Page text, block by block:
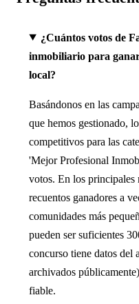
¿Cuántos votos de
inmobiliario para
local?
Basándonos en las
que hemos gestionado,
competitivos para las
'Mejor Profesional
votos. En los principales
recuentos ganadores a
comunidades más
pueden ser suficientes
concurso tiene datos del
archivados
fiable.